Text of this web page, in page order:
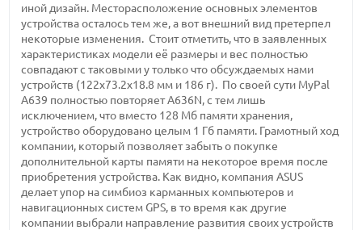
иной дизайн. Месторасположение основных элементов
устройства осталось тем же, а вот внешний вид претерпел
некоторые изменения. Стоит отметить, что в заявленных
характеристиках модели её размеры и вес полностью
совпадают с таковыми у только что обсуждаемых нами
устройств (122x73.2x18.8 мм и 186 г). По своей сути MyPal
A639 полностью повторяет A636N, с тем лишь
исключением, что вместо 128 Мб памяти хранения,
устройство оборудовано целым 1 Гб памяти. Грамотный ход
компании, который позволяет забыть о покупке
дополнительной карты памяти на некоторое время после
приобретения устройства. Как видно, компания ASUS
делает упор на симбиоз карманных компьютеров и
навигационных систем GPS, в то время как другие
компании выбрали направление развития своих устройств